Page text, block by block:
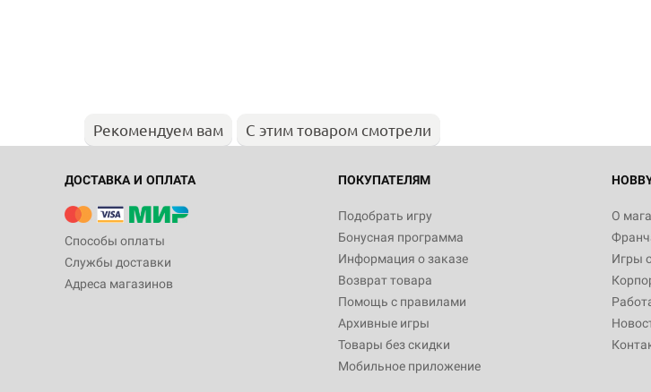
Рекомендуем вам С этим товаром смотрели
ДОСТАВКА И ОПЛАТА
Способы оплаты
Службы доставки
Адреса магазинов
ПОКУПАТЕЛЯМ
Подобрать игру
Бонусная программа
Информация о заказе
Возврат товара
Помощь с правилами
Архивные игры
Товары без скидки
Мобильное приложение
О
Игры